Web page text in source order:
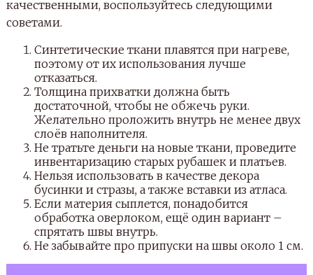
качественными, воспользуйтесь следующими
советами.
Синтетические ткани плавятся при нагреве,
поэтому от их использования лучше
отказаться.
Толщина прихватки должна быть
достаточной, чтобы не обжечь руки.
Желательно проложить внутрь не менее двух
слоёв наполнителя.
Не тратьте деньги на новые ткани, проведите
инвентаризацию старых рубашек и платьев.
Нельзя использовать в качестве декора
бусинки и стразы, а также вставки из атласа.
Если материя сыплется, понадобится
обработка оверлоком, ещё один вариант –
спрятать швы внутрь.
Не забывайте про припуски на швы около 1 см.